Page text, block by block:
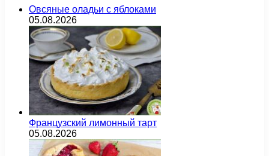
Овсяные оладьи с яблоками
05.08.2026
Французский лимонный тарт
05.08.2026